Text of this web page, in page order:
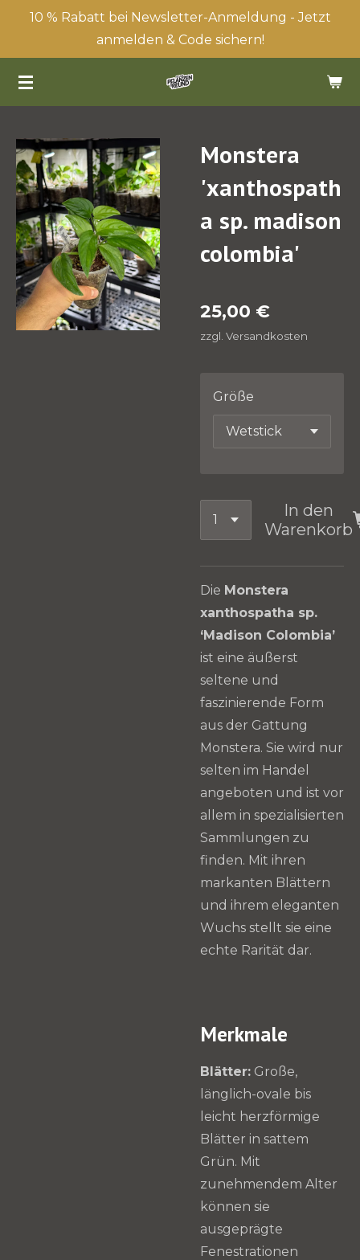
10 % Rabatt bei Newsletter-Anmeldung - Jetzt
anmelden & Code sichern!
Monstera
'xanthospath
a sp. madison
colombia'
25,00 €
zzgl. Versandkosten
Größe
In den
Warenkorb
Die Monstera
xanthospatha sp.
‘Madison Colombia’
ist eine äußerst
seltene und
faszinierende Form
aus der Gattung
Monstera. Sie wird nur
selten im Handel
angeboten und ist vor
allem in spezialisierten
Sammlungen zu
finden. Mit ihren
markanten Blättern
und ihrem eleganten
Wuchs stellt sie eine
echte Rarität dar.
Merkmale
Blätter: Große,
länglich-ovale bis
leicht herzförmige
Blätter in sattem
Grün. Mit
zunehmendem Alter
können sie
ausgeprägte
Fenestrationen